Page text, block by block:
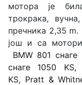
мотора је
трокрака,
пречника 2,35
још и са
BMW 801
снаге 1050 KS,
KS, Pratt &